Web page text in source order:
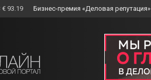
€ 93.19 Бизнес-премия «Деловая репутация»